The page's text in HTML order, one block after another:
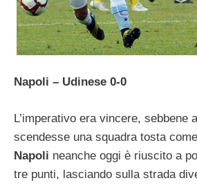
Napoli – Udinese 0-0
L’imperativo era vincere, sebbene
scendesse una squadra tosta
Napoli neanche oggi è riuscito a
tre punti, lasciando sulla strada